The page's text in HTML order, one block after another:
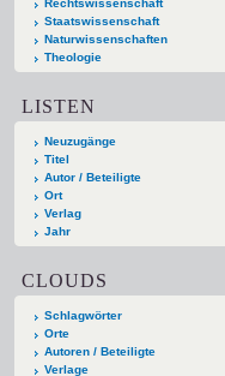
Rechtswissenschaft
Staatswissenschaft
Naturwissenschaften
Theologie
LISTEN
Neuzugänge
Titel
Autor / Beteiligte
Ort
Verlag
Jahr
CLOUDS
Schlagwörter
Orte
Autoren / Beteiligte
Verlage